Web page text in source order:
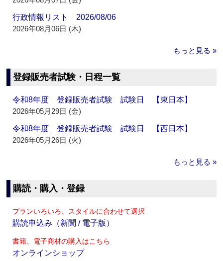
行政情報リスト 2026/08/06
2026年08月06日 (木)
もっと見る »
登録販売者試験・日程一覧
令和8年度 登録販売者試験 試験日 【東日本】
2026年05月29日 (金)
令和8年度 登録販売者試験 試験日 【西日本】
2026年05月26日 (火)
もっと見る »
購読・購入・登録
プランいろいろ、スタイルに合わせて選択
購読申込み（新聞 / 電子版）
書籍、電子商材の購入はこちら
オンラインショップ